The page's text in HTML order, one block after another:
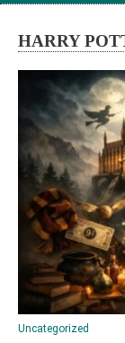
HARRY
Uncategorized